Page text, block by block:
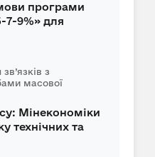
програми
7-9%» для
з
масової
Мінекономіки
технічних та